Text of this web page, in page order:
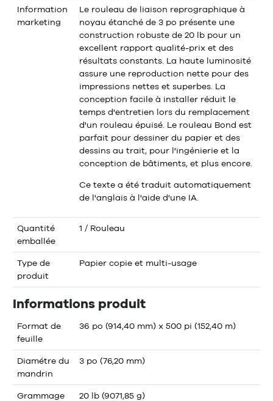
Information
marketing
Le rouleau de liaison reprographique à
noyau étanché de 3 po présente une
construction robuste de 20 lb pour un
excellent rapport qualité-prix et des
résultats constants. La haute luminosité
assure une reproduction nette pour des
impressions nettes et superbes. La
conception facile à installer réduit le
temps d'entretien lors du remplacement
d'un rouleau épuisé. Le rouleau Bond est
parfait pour dessiner du papier et des
dessins au trait, pour l'ingénierie et la
conception de bâtiments, et plus encore.
Ce texte a été traduit automatiquement
de l'anglais à l'aide d'une IA.
Quantité
emballée
1 / Rouleau
Type de
produit
Papier copie et multi-usage
Informations produit
Format de
feuille
36 po (914,40 mm) x 500 pi (152,40 m)
Diamétre du
mandrin
3 po (76,20 mm)
Grammage 20 lb (9071,85 g)